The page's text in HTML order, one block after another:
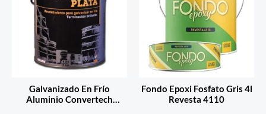
Galvanizado En Frío
Aluminio Convertech
Fondo Epoxi Fosfato Gris 4l
Revesta 4110